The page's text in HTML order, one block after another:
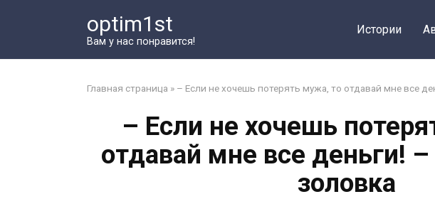
optim1st
Вам у нас понравится!
Истории
Главная страница » – Если не хочешь потерять мужа, то отдавай мне все
– Если не хочешь
отдавай мне все деньги!
золовка